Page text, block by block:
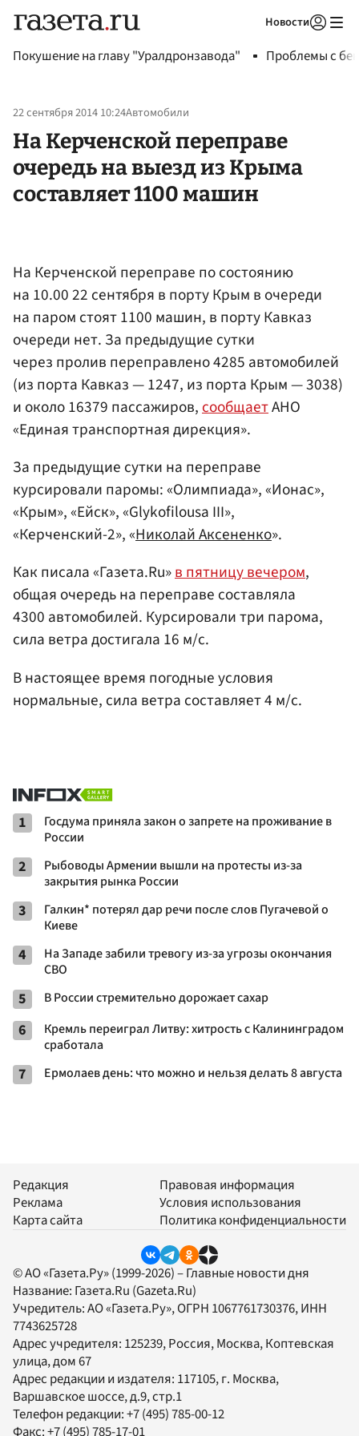
Новости
Покушение на главу "Уралдронзавода" Проблемы с
22 сентября 2014 10:24Автомобили
На Керченской переправе
очередь на выезд из Крыма
составляет 1100 машин
На Керченской переправе по состоянию
на 10.00 22 сентября в порту Крым в очереди
на паром стоят 1100 машин, в порту Кавказ
очереди нет. За предыдущие сутки
через пролив переправлено 4285 автомобилей
(из порта Кавказ — 1247, из порта Крым — 3038)
и около 16379 пассажиров,сообщаетАНО
«Единая транспортная дирекция».
За предыдущие сутки на переправе
курсировали паромы: «Олимпиада», «Ионас»,
«Крым», «Ейск», «Glykofilousa III»,
«Керченский-2», «Николай Аксененко».
Как писала «Газета.Ru»в пятницу вечером,
общая очередь на переправе составляла
4300 автомобилей. Курсировали три парома,
сила ветра достигала 16 м/с.
В настоящее время погодные условия
нормальные, сила ветра составляет 4 м/с.
1
Госдума приняла закон о запрете на проживание в
России
2
Рыбоводы Армении вышли на протесты из-за
закрытия рынка России
3
Галкин* потерял дар речи после слов Пугачевой о
Киеве
4
На Западе забили тревогу из-за угрозы окончания
СВО
5 В России стремительно дорожает сахар
6
Кремль переиграл Литву: хитрость с Калининградом
сработала
7 Ермолаев день: что можно и нельзя делать 8 августа
Редакция
Реклама
Карта сайта
Правовая информация
Условия использования
Политика конфиденциальности
© АО «Газета.Ру» (1999-2026) – Главные новости дня
Название: Газета.Ru (Gazeta.Ru)
Учредитель:АО «Газета.Ру», ОГРН 1067761730376, ИНН
7743625728
Адрес учредителя: 125239, Россия, Москва, Коптевская
улица, дом 67
Адрес редакции и издателя: 117105, г. Москва,
Варшавское шоссе, д.9, стр.1
Телефон редакции:+7 (495) 785-00-12
Факс:+7 (495) 785-17-01